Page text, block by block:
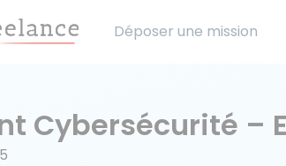
Déposer une mission
Cybersécurité –